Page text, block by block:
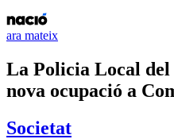
ara mateix
La Policia Local
nova ocupació a
Societat